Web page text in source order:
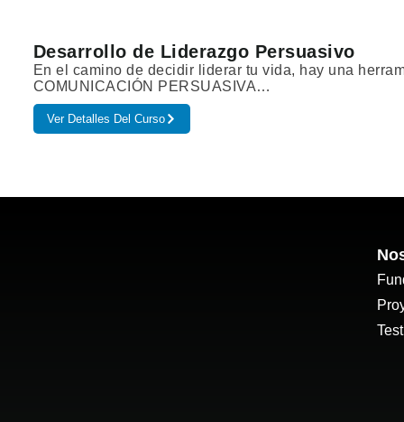
Desarrollo de Liderazgo Persuasivo
En el camino de decidir liderar tu vida, hay una
COMUNICACIÓN PERSUASIVA…
Ver Detalles Del Curso